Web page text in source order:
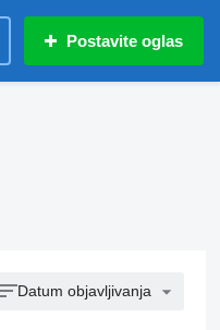
Postavite oglas
Datum objavljivanja